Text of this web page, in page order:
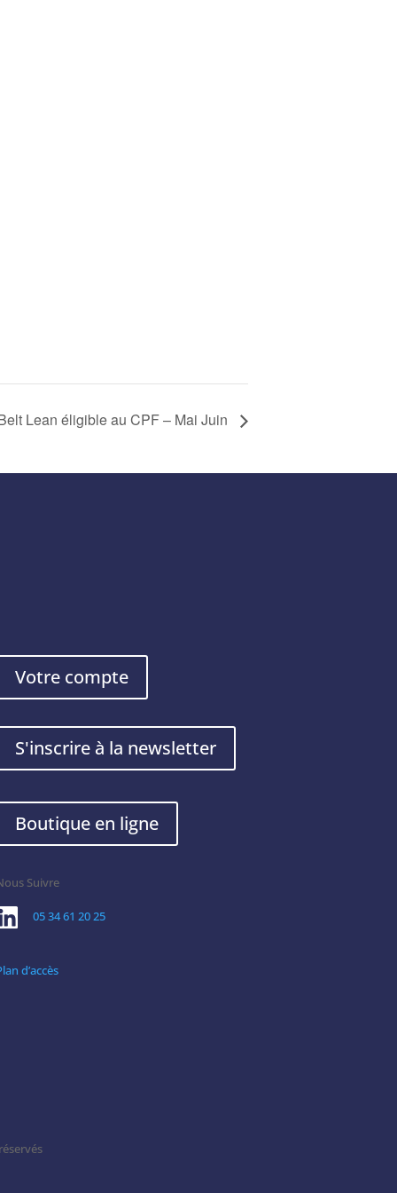
Lean éligible au CPF – Mai Juin
Votre compte
S'inscrire à la newsletter
Boutique en ligne
Suivre
05 34 61 20 25
d’accès